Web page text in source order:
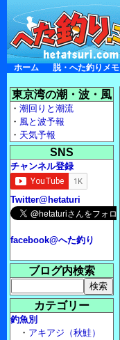
ホーム 脱・へた釣りメモ
東京湾の潮・波・風
・ 潮回りと潮流
・ 風と波予報
・ 天気予報
SNS
チャンネル登録
Twitter@hetaturi
facebook@へた釣り
ブログ内検索
カテゴリー
釣魚別
・ アキアジ（秋鮭）